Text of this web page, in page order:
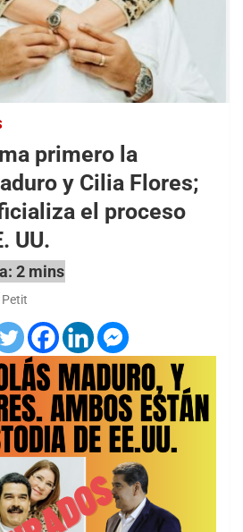
primero la
y Cilia Flores;
el proceso
UU.